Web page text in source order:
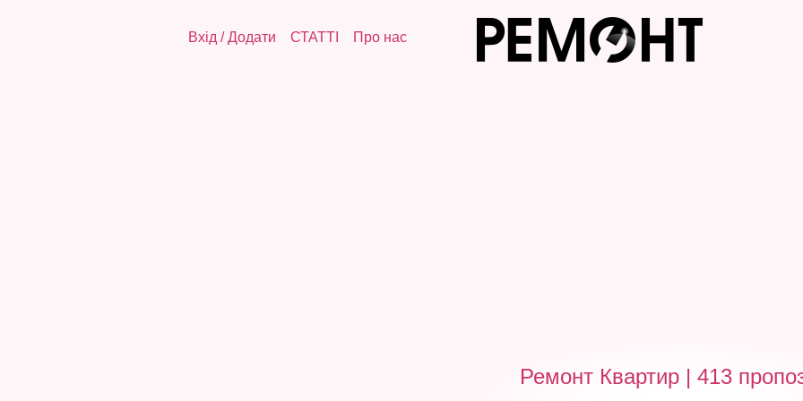
Вхід /Додати СТАТТІ Про нас
Ремонт Квартир | 413